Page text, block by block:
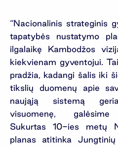
“Nacionalinis strateginis
tapatybės nustatymo
ilgalaikę Kambodžos
kiekvienam gyventojui.
pradžia, kadangi šalis iki
tikslių duomenų apie
naująją sistemą
visuomenę, galėsime
Sukurtas 10-ies metų
planas atitinka